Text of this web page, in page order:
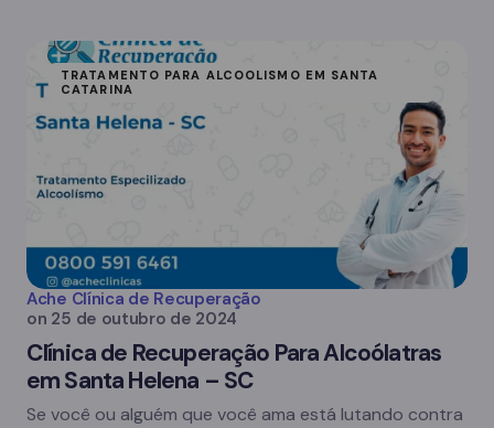
TRATAMENTO PARA ALCOOLISMO EM SANTA
CATARINA
Ache Clínica de Recuperação
on 25 de outubro de 2024
Clínica de Recuperação Para Alcoólatras
em Santa Helena – SC
Se você ou alguém que você ama está lutando contra